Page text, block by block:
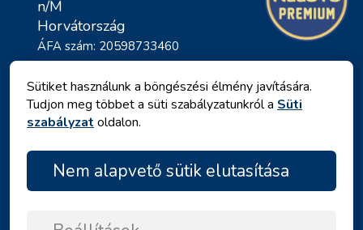
n/M
Horvátország
ÁFA szám: 20598733460
ID: HR-AB-23-060130534, MB:
0650676
Sütiket használunk a böngészési élmény javítására.
Tudjon meg többet a süti szabályzatunkról a Süti
szabályzat oldalon.
Nem alapvető sütik elutasítása